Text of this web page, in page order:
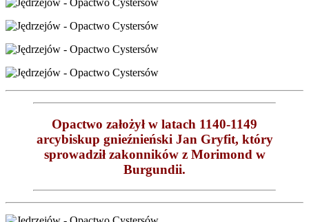
Opactwo założył w latach 1140-1149
arcybiskup gnieźnieński Jan Gryfit, który
sprowadził zakonników z Morimond w
Burgundii.